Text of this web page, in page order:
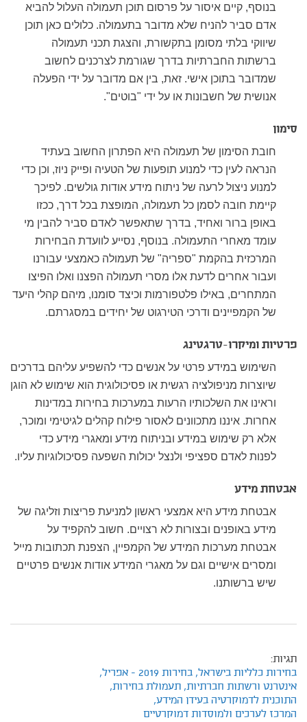
בנוסף, קיים איסור על פרסום תוכן תעמולה העלול להביא
אדם סביר להניח שלא מדובר בתעמולה. כלולים כאן תוכן
שיווקי בלתי מסומן בתקשורת, והצגת תכני תעמולה
ברשתות החברתיות בדרך שגורמת לצרכנים לחשוב
שמדובר בתוכן אישי. זאת, בין אם מדובר על ידי הפעלה
אנושית של חשבונות או על ידי "בוטים".
סימון
חובת הסימון של תעמולה היא הפתרון החשוב בעתיד
הנראה לעין כדי למנוע תופעות של הטעיה ופייק ניוז, וכן כדי
למנוע ניצול לרעה של ניתוח מידע אודות גולשים. לפיכך
קיימת חובה לסמן כל תעמולה, המופצת בכל דרך, ככזו
באופן ברור ואחיד, בדרך שתאפשר לאדם סביר להבין מי
עומד מאחרי התעמולה. בנוסף, נסייע לוועדת הבחירות
המרכזית בהקמת "ספריה" של תעמולה כאמצעי עבורנו
ועבור אחרים לדעת אלו מסרי תעמולה הפצנו ואלו הפיצו
המתחרים, באילו פלטפורמות וכיצד סומנו, מיהם קהלי היעד
של הקמפיינים ודרכי הטירגוט של יחידים במסגרתם.
פרטיות ומיקרו-טרגטינג
השימוש במידע פרטי על אנשים כדי להשפיע עליהם בדרכים
שיוצרות מניפולציה רגשית או פסיכולוגית הוא שימוש לא הוגן
וראינו את השלכותיו הרעות במערכות בחירות במדינות
אחרות. איננו מתכוונים לאסור פילוח קהלים לגיטימי ומוכר,
אלא רק שימוש במידע ובניתוח מידע ומאגרי מידע כדי
לפנות לאדם ספציפי ולנצל יכולות השפעה פסיכולוגיות עליו.
אבטחת מידע
אבטחת מידע היא אמצעי ראשון למניעת פריצות וזליגה של
מידע באופנים ובצורות לא רצויים. חשוב להקפיד על
אבטחת מערכות המידע של הקמפיין, הצפנת תכתובות מייל
ומסרים אישיים וגם על מאגרי המידע אודות אנשים פרטיים
שיש ברשותנו.
תגיות:
בחירות כלליות בישראל, בחירות 2019 - אפריל,
אינטרנט ורשתות חברתיות, תעמולת בחירות,
התוכנית לדמוקרטיה בעידן המידע,
המרכז לערכים ולמוסדות דמוקרטיים